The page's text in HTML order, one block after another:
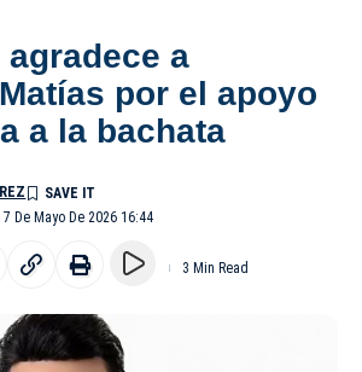
a
por el apoyo
a la bachata
De Mayo De 2026 16:44
3 Min Read